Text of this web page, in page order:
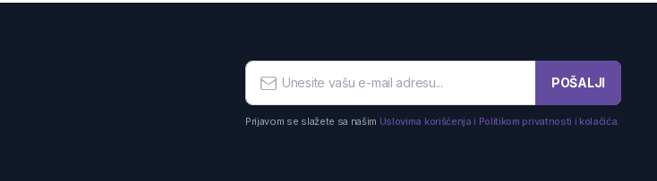
POŠALJI
Prijavom se slažete sa našim Uslovima korišćenja i Politikom privatnosti i kolačića.